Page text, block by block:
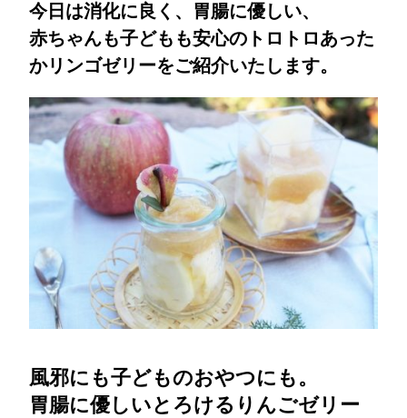
今日は消化に良く、胃腸に優しい、
赤ちゃんも子どもも安心のトロトロあった
かリンゴゼリーをご紹介いたします。
風邪にも子どものおやつにも。
胃腸に優しいとろけるりんごゼリー